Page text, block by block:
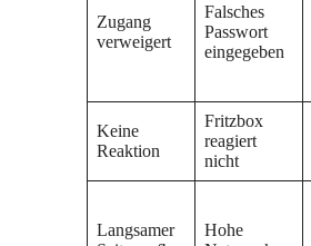
Zugang
verweigert
Falsches
Passwort
eingegeben
Keine
Reaktion
Fritzbox
reagiert
nicht
Langsamer
Hohe